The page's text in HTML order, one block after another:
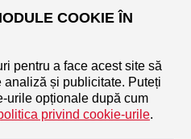
COOKIE ÎN
pentru a face acest site să
și publicitate. Puteți
urile opționale după cum
privind cookie-urile.